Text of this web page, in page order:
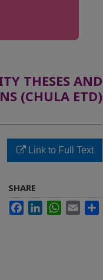
THESES AND
(CHULA ETD)
Link to Full Text
SHARE
FacebookLinkedInWhatsApp
Email